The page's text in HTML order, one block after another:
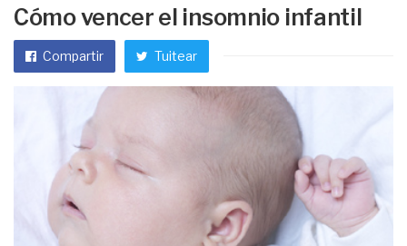
Cómo vencer el insomnio infantil
Compartir Tuitear